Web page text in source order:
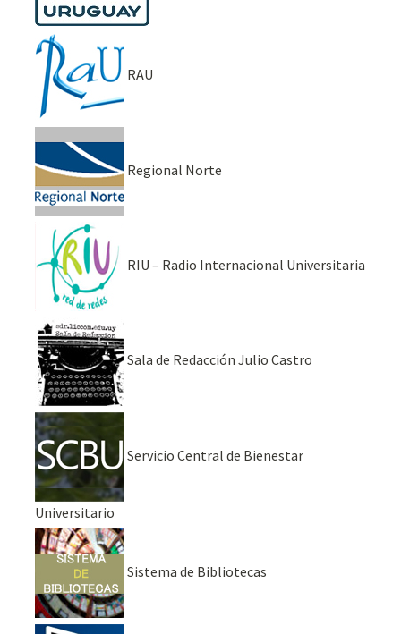
RAU
Regional Norte
RIU – Radio Internacional Universitaria
Sala de Redacción Julio Castro
Servicio Central de Bienestar
Universitario
Sistema de Bibliotecas